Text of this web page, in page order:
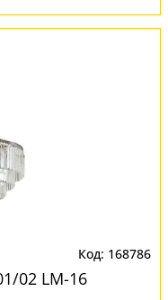
168786
02 LM-16